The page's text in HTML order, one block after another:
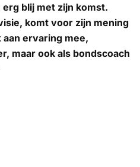
blij met zijn komst.
komt voor zijn mening
ervaring mee,
maar ook als bondscoach